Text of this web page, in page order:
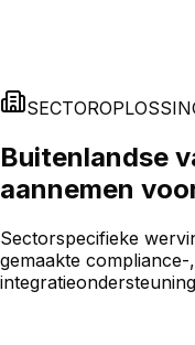
Buitenlandse
aannemen
Sectorspecifieke
gemaakte
integratieondersteuning